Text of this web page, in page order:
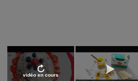
vidéo en cours